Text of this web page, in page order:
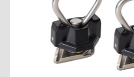
WORK SYSTEM HARMELEN
WORK SYSTEM HARTWERD
WORK SYSTEM HEERLEN